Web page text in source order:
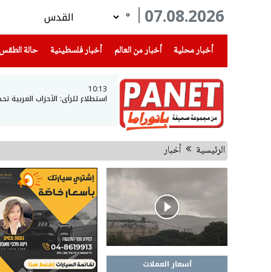
07.08.2026
°
أخبار محلية
(current) أخبار من العالم أخبار فلسطينية(current) حالة الطقس
10:13
استطلاع للرأي: الأحزاب العربية تحصل على 15 مقعدا ان خاضت
الرئيسية أخبار
أسعار العملات